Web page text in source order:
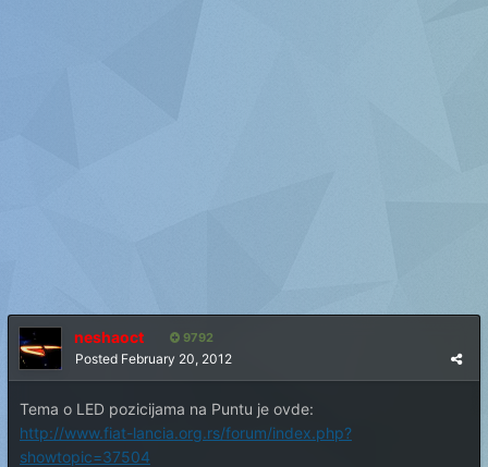
neshaoct 9792
Posted February 20, 2012
Tema o LED pozicijama na Puntu je ovde:
http://www.fiat-lancia.org.rs/forum/index.php?
showtopic=37504